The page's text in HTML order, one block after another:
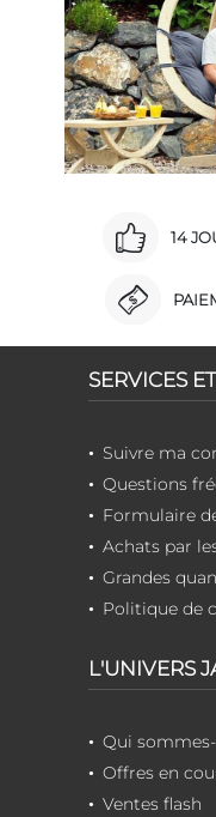
14
SERVICES
Suivre ma
Questions
Formulaire
Achats par
Grandes
Politique de
L'UNIVERS
Qui
Offres en
Ventes flash